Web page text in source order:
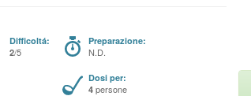
Difficoltá:
2/5
Preparazione:
N.D.
Dosi per:
4 persone